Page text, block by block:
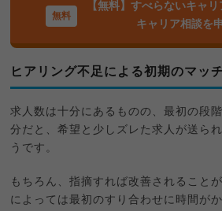
【無料】すべらないキャ
キャリア相談を
ヒアリング不足による初期のマッ
求人数は十分にあるものの、最初の段
分だと、希望と少しズレた求人が送ら
うです。
もちろん、指摘すれば改善されること
によっては最初のすり合わせに時間が